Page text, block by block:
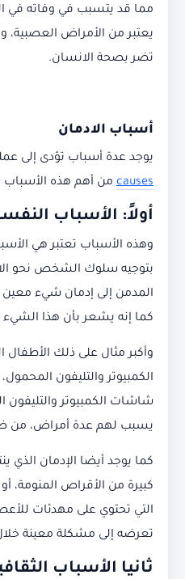
مما قد يتسبب في وفاته في
يعتبر من الأمراض العصبية،
تضر بصحة الانسان.
أسباب الادمان
يوجد عدة أسباب تؤدى إلى
causes من أهم هذه الأسباب
أولاً: الأسباب
وهذه الأسباب تعتبر هي
بتوجيه سلوك الشخص نحو
المدمن إلى إدمان شيء
كما إنه يشعر بأن هذا
وأكبر مثال على ذلك الأطفال
الكمبيوتر والتليفون
شاشات الكمبيوتر والتليفون
يسبب لهم عدة أمراض، من
كما يوجد أيضا الإدمان الذي
كبيرة من الأقراص المنومة،
التي تحتوي على مهدئات
تعرضه إلى مشكلة معينة
ثانيا الأسباب